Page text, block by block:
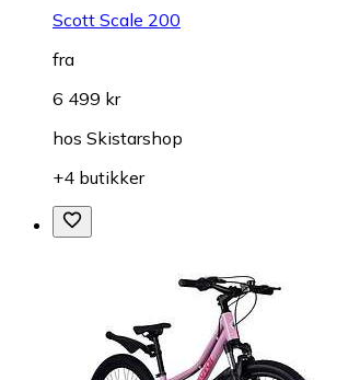
Scott Scale 200
fra
6 499 kr
hos Skistarshop
+4 butikker